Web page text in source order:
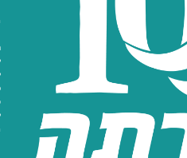
לימודים
שעות
מכללה
החינוך
רישום וקבלה
צור קשר
פרטיות